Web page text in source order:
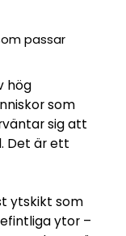
passar
hög
som
sig att
Det är ett
ytskikt som
ytor –